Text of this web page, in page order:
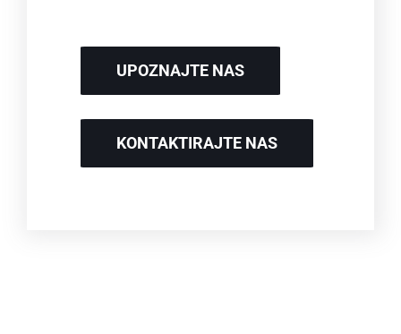
UPOZNAJTE NAS
KONTAKTIRAJTE NAS